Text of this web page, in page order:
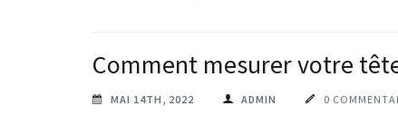
Comment mesurer votre
MAI 14TH, 2022 ADMIN 0